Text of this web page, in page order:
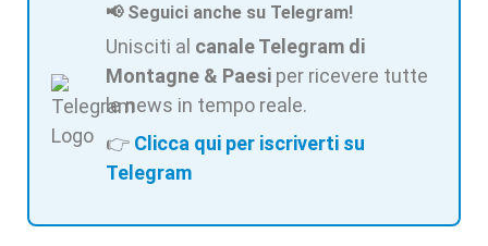
📢 Seguici anche su Telegram!
Unisciti al canale Telegram di
Montagne & Paesi per ricevere tutte
le news in tempo reale.
👉 Clicca qui per iscriverti su
Telegram